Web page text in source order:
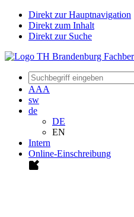
Direkt zur Hauptnavigation
Direkt zum Inhalt
Direkt zur Suche
AAA
sw
de
DE
EN
Intern
Online-Einschreibung